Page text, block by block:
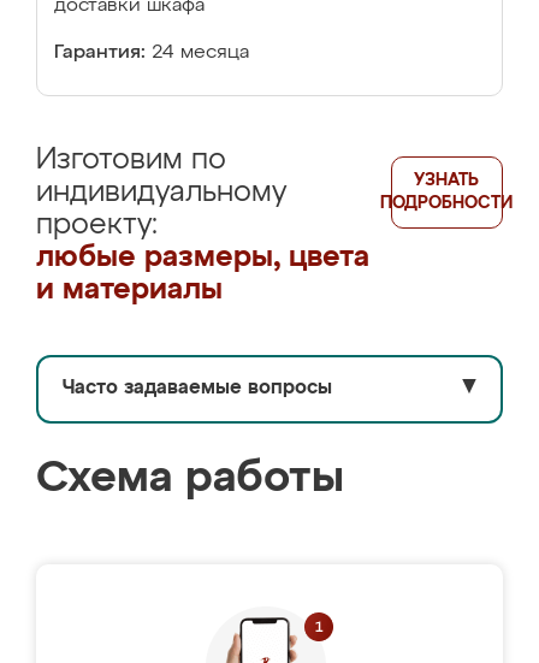
доставки шкафа
Гарантия: 24 месяца
Изготовим по
индивидуальному
проекту:
любые размеры, цвета
и материалы
УЗНАТЬ
ПОДРОБНОСТИ
Часто задаваемые вопросы ▼
Схема работы